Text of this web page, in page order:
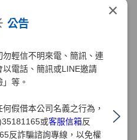
×
公告
輕信不明來電、簡訊、連
電話、簡訊或LINE邀請
等。
假借本公司名義之行為，
或客服信箱反
反詐騙諮詢專線，以免權